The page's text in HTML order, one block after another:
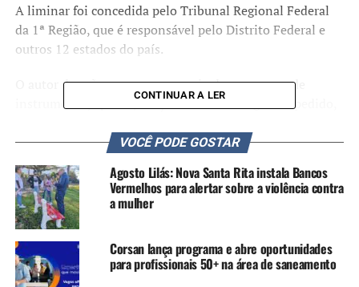
A liminar foi concedida pelo Tribunal Regional Federal
da 1ª Região, que é responsável pelo Distrito Federal e
outros 12 estados do país.
O autor da ação recorreu por meio de um agravo de
instrumento, após a Justiça Federal ter negado o pedido,
solicita o FIES.
Com a decisão, o relator da liminar, desembargador
Souza Prudente, determinou que a União, Caixa
Econômica Federal e o Fundo Nacional de
Desenvolvimento da Educação (FNDE) – mantenedor do
FIES – adotem as providências necessárias para
concessão do financiamento. A liminar foi concedida no
CONTINUAR A LER
VOCÊ PODE GOSTAR
Agosto Lilás: Nova Santa Rita instala Bancos
Vermelhos para alertar sobre a violência contra
a mulher
Corsan lança programa e abre oportunidades
para profissionais 50+ na área de saneamento